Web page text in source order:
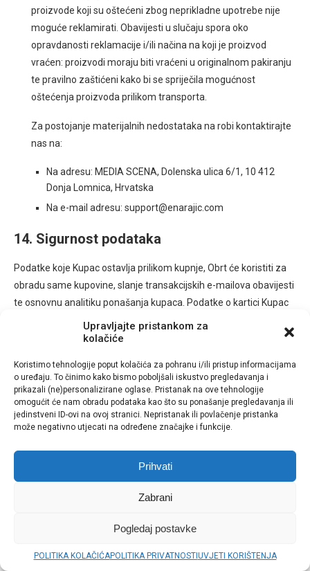
Upravljajte pristankom za
kolačiće
Koristimo tehnologije poput kolačića za pohranu i/ili pristup informacijama
o uređaju. To činimo kako bismo poboljšali iskustvo pregledavanja i
prikazali (ne)personalizirane oglase. Pristanak na ove tehnologije
omogućit će nam obradu podataka kao što su ponašanje pregledavanja ili
jedinstveni ID-ovi na ovoj stranici. Nepristanak ili povlačenje pristanka
može negativno utjecati na određene značajke i funkcije.
Prihvati
Zabrani
Pogledaj postavke
POLITIKA KOLAČIĆAPOLITIKA PRIVATNOSTI UVJETI KORIŠTENJA
proizvode koji su oštećeni zbog neprikladne upotrebe nije
moguće reklamirati. Obavijesti u slučaju spora oko
opravdanosti reklamacije i/ili načina na koji je proizvod
vraćen: proizvodi moraju biti vraćeni u originalnom pakiranju
te pravilno zaštićeni kako bi se spriječila mogućnost
oštećenja proizvoda prilikom transporta.
Za postojanje materijalnih nedostataka na robi kontaktirajte
nas na:
Na adresu: MEDIA SCENA, Dolenska ulica 6/1, 10 412
Donja Lomnica, Hrvatska
Na e-mail adresu: support@enarajic.com
14. Sigurnost podataka
Podatke koje Kupac ostavlja prilikom kupnje, Obrt će koristiti za
obradu same kupovine, slanje transakcijskih e-mailova obavijesti
te osnovnu analitiku ponašanja kupaca. Podatke o kartici Kupac
ostavlja na stranici Stripe koja funkcionira kao pružatelj plaćanja
te je kao takva isključivo odgovorna za sigurnost transakcija i
njegovoj stranici.
Podatke Kupca i Korisnika ostavljene prilikom kupnje i
registracije, Obrt će proslijediti službenim institucijama Hrvatske
prema zakonskim obvezama te partnerima zaduženima za
obradu pojedinih dijelova podataka.
15. Izjava o privatnosti i tajnosti podataka
Arbanas, obvezuje se da će poštivati anonimnost i privatnost